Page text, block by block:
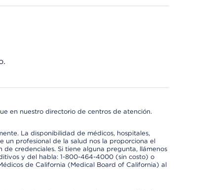
en nuestro directorio de centros de atención.
La disponibilidad de médicos, hospitales,
un profesional de la salud nos la proporciona el
credenciales. Si tiene alguna pregunta, llámenos
y del habla: 1-800-464-4000 (sin costo) o
de California (Medical Board of California) al